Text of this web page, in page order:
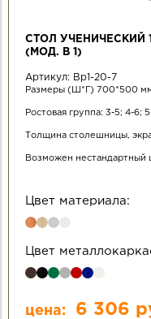
СТОЛ УЧЕНИЧЕСКИЙ
(МОД. В 1)
Артикул: Вр1-20-7
Размеры (Ш*Г) 700*500
Ростовая группа: 3-5; 4-6;
Толщина столешницы,
Возможен
Цвет материала:
Цвет
цена: 6 306